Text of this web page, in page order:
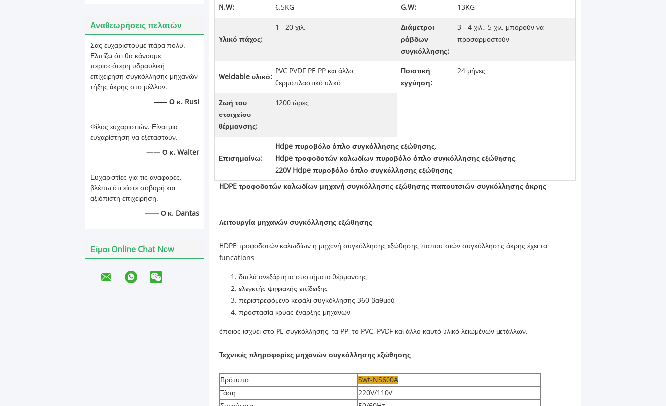
Αναθεωρήσεις πελατών
Σας ευχαριστούμε πάρα πολύ.
Ελπίζω ότι θα κάνουμε
περισσότερη υδραυλική
επιχείρηση συγκόλλησης μηχανών
τήξης άκρης στο μέλλον.
—— Ο κ. Rusi
Φίλος ευχαριστιών. Είναι μια
ευχαρίστηση να εξεταστούν.
—— Ο κ. Walter
Ευχαριστίες για τις αναφορές,
βλέπω ότι είστε σοβαρή και
αξιόπιστη επιχείρηση.
—— Ο κ. Dantas
Είμαι Online Chat Now
N.W: 6.5KG G.W: 13KG
Υλικό πάχος:
1 - 20 χιλ.
Διάμετροι
ράβδων
συγκόλλησης:
3 - 4 χιλ., 5 χιλ. μπορούν να
προσαρμοστούν
Weldable υλικό:
PVC PVDF PE PP και άλλο
θερμοπλαστικό υλικό
Ποιοτική
εγγύηση:
24 μήνες
Ζωή του
στοιχείου
θέρμανσης:
1200 ώρες
Επισημαίνω:
Hdpe πυροβόλο όπλο συγκόλλησης εξώθησης,
Hdpe τροφοδοτών καλωδίων πυροβόλο όπλο συγκόλλησης εξώθησης,
220V Hdpe πυροβόλο όπλο συγκόλλησης εξώθησης
HDPE τροφοδοτών καλωδίων μηχανή συγκόλλησης εξώθησης παπουτσιών συγκόλλησης άκρης
Λειτουργία μηχανών συγκόλλησης εξώθησης
HDPE τροφοδοτών καλωδίων η μηχανή συγκόλλησης εξώθησης παπουτσιών συγκόλλησης άκρης έχει τα
funcations
διπλά ανεξάρτητα συστήματα θέρμανσης
ελεγκτής ψηφιακής επίδειξης
περιστρεφόμενο κεφάλι συγκόλλησης 360 βαθμού
προστασία κρύας έναρξης μηχανών
όποιος ισχύει στο PE συγκόλλησης, τα PP, το PVC, PVDF και άλλο καυτό υλικό λειωμένων μετάλλων.
Τεχνικές πληροφορίες μηχανών συγκόλλησης εξώθησης
Πρότυπο
Swt-NS600A
Τάση
220V/110V